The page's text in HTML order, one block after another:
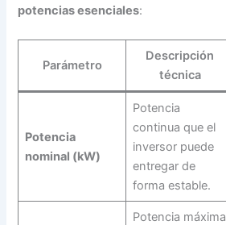
potencias esenciales:
Parámetro
Descripción
técnica
Potencia
nominal (kW)
Potencia
continua que el
inversor puede
entregar de
forma estable.
Potencia máxima